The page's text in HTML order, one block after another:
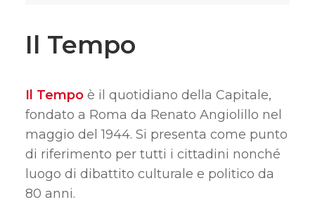
Il Tempo
Il Tempo è il quotidiano della Capitale,
fondato a Roma da Renato Angiolillo nel
maggio del 1944. Si presenta come punto
di riferimento per tutti i cittadini nonché
luogo di dibattito culturale e politico da
80 anni.